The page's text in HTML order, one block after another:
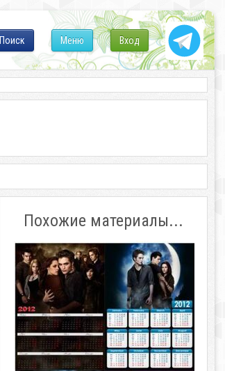
Вход
Меню
Поиск
Похожие материалы...